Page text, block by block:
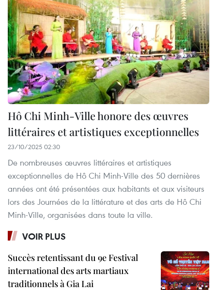
Hô Chi Minh-Ville honore des œuvres
littéraires et artistiques exceptionnelles
23/10/2025 02:30
De nombreuses œuvres littéraires et artistiques
exceptionnelles de Hô Chi Minh-Ville des 50 dernières
années ont été présentées aux habitants et aux visiteurs
lors des Journées de la littérature et des arts de Hô Chi
Minh-Ville, organisées dans toute la ville.
VOIR PLUS
Succès retentissant du 9e Festival
international des arts martiaux
traditionnels à Gia Lai